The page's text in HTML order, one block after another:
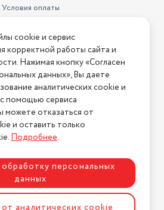
Условия оплаты
возврата
на сайте? Напишите нам
"АстМаркет". У нас есть всё!
конфиденциальности
сайтаASTDESIGN
cookie и сервис
корректной работы сайта и
Нажимая кнопку «Согласен
данных», Вы даете
аналитических cookie и
помощью сервиса
можете отказаться от
и оставить только
Подробнее.
персональных
данных
аналитических cookie